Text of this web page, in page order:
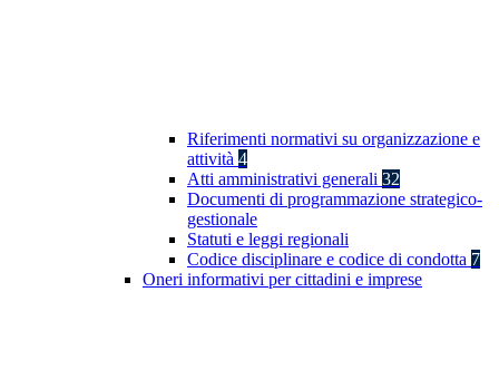
Riferimenti normativi su organizzazione e
attività 4
Atti amministrativi generali 32
Documenti di programmazione strategico-
gestionale
Statuti e leggi regionali
Codice disciplinare e codice di condotta 7
Oneri informativi per cittadini e imprese